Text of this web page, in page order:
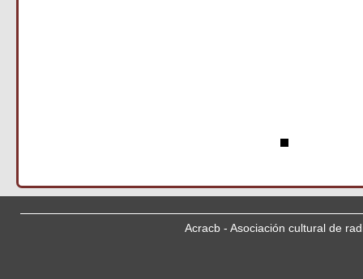
Acracb - Asociación cultural de